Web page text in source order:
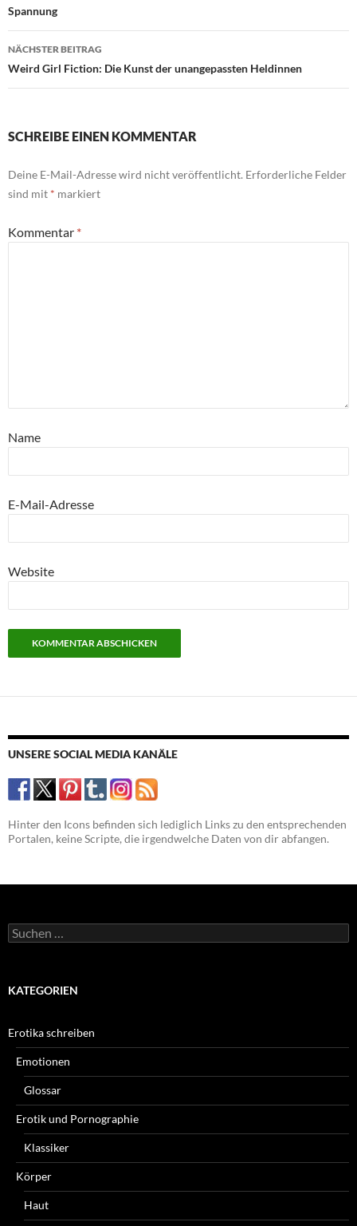
Spannung
NÄCHSTER BEITRAG
Weird Girl Fiction: Die Kunst der unangepassten Heldinnen
SCHREIBE EINEN KOMMENTAR
Deine E-Mail-Adresse wird nicht veröffentlicht. Erforderliche Felder
sind mit * markiert
Kommentar *
Name
E-Mail-Adresse
Website
UNSERE SOCIAL MEDIA KANÄLE
Hinter den Icons befinden sich lediglich Links zu den entsprechenden
Portalen, keine Scripte, die irgendwelche Daten von dir abfangen.
Suchen
nach:
KATEGORIEN
Erotika schreiben
Emotionen
Glossar
Erotik und Pornographie
Klassiker
Körper
Haut